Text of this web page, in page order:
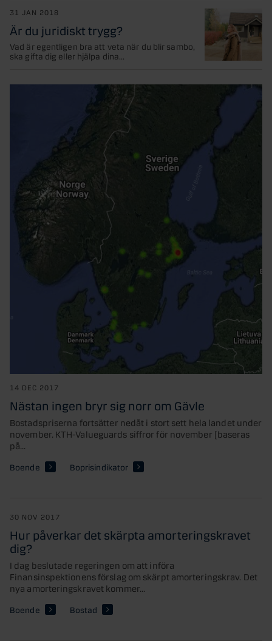
31 JAN 2018
Är du juridiskt trygg?
Vad är egentligen bra att veta när du blir sambo,
ska gifta dig eller hjälpa dina...
14 DEC 2017
Nästan ingen bryr sig norr om Gävle
Bostadspriserna fortsätter nedåt i stort sett hela landet under
november. KTH-Valueguards siffror för november (baseras
på...
Boende Boprisindikator
30 NOV 2017
Hur påverkar det skärpta amorteringskravet
dig?
I dag beslutade regeringen om att införa
Finansinspektionens förslag om skärpt amorteringskrav. Det
nya amorteringskravet kommer...
Boende Bostad